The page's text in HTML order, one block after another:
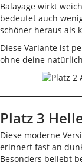
Balayage wirkt
bedeutet auch
schöner heraus als
Diese Variante ist
ohne deine
Platz 3
Diese moderne
erinnert fast an
Besonders beliebt